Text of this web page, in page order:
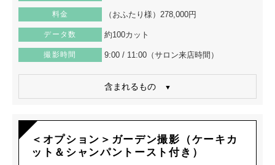
料金 （おふたり様）278,000円
データ数 約100カット
撮影時間 9:00 / 11:00（サロン来店時間）
含まれるもの
＜オプション＞ガーデン撮影（ケーキカ
ット＆シャンパントースト付き）